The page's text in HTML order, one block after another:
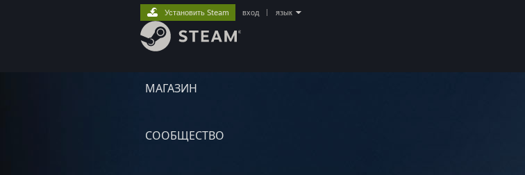
МАГАЗИН
СООБЩЕСТВО
Установить Steam вход язык